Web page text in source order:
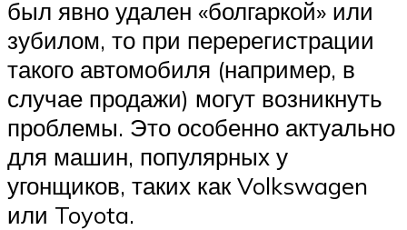
был явно удален «болгаркой» или
зубилом, то при перерегистрации
такого автомобиля (например, в
случае продажи) могут возникнуть
проблемы. Это особенно актуально
для машин, популярных у
угонщиков, таких как Volkswagen
или Toyota.